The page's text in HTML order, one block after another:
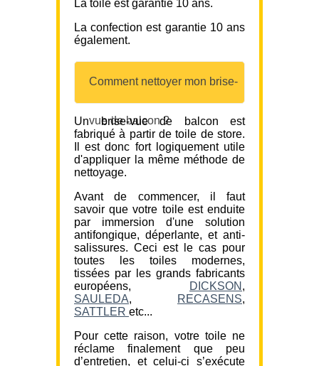
La toile est garantie 10 ans.
La confection est garantie 10 ans
également.
Comment nettoyer mon brise-
vue de balcon ?
Un brise-vue de balcon est
fabriqué à partir de toile de store.
Il est donc fort logiquement utile
d'appliquer la même méthode de
nettoyage.
Avant de commencer, il faut
savoir que votre toile est enduite
par immersion d'une solution
antifongique, déperlante, et anti-
salissures. Ceci est le cas pour
toutes les toiles modernes,
tissées par les grands fabricants
européens,
DICKSON ,
SAULEDA, RECASENS,
SATTLER etc...
Pour cette raison, votre toile ne
réclame finalement que peu
d’entretien, et celui-ci s’exécute